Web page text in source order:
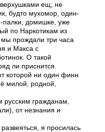
ещ; не
будто мухомор, один-
палки, домишке, уже
по Наркотикам из
прождали три часа
и Макса с
О такой
ли приснится.
которой ни один финн
милой, родной,
гражданам,
от незнания и
я просилась